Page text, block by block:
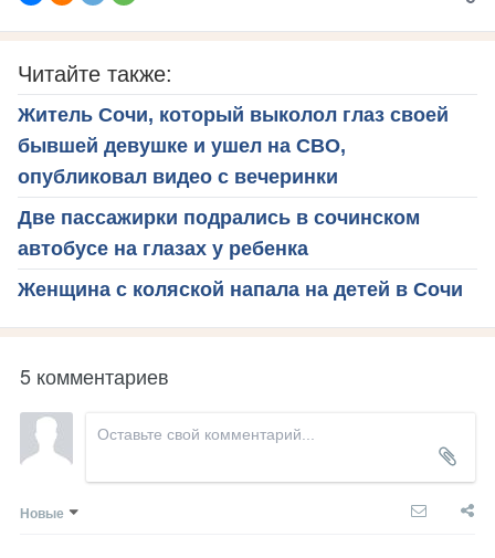
Читайте также:
Житель Сочи, который выколол глаз своей
бывшей девушке и ушел на СВО,
опубликовал видео с вечеринки
Две пассажирки подрались в сочинском
автобусе на глазах у ребенка
Женщина с коляской напала на детей в Сочи
5 комментариев
Новые